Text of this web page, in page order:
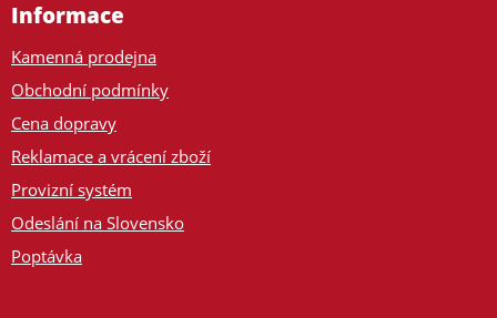
Informace
Kamenná prodejna
Obchodní podmínky
Cena dopravy
Reklamace a vrácení zboží
Provizní systém
Odeslání na Slovensko
Poptávka